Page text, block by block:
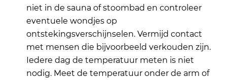
niet in de sauna of stoombad en controleer
eventuele wondjes op
ontstekingsverschijnselen. Vermijd contact
met mensen die bijvoorbeeld verkouden zijn.
Iedere dag de temperatuur meten is niet
nodig. Meet de temperatuur onder de arm of